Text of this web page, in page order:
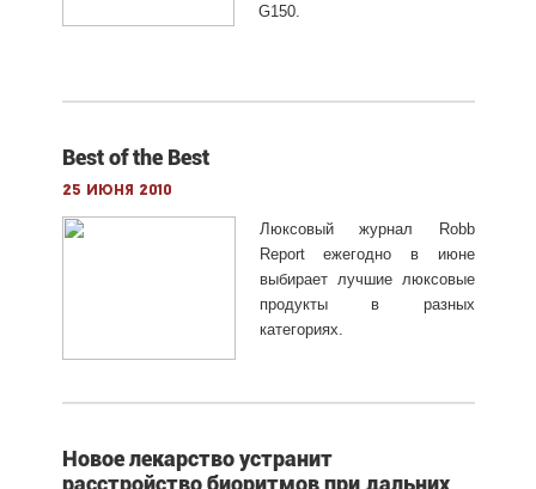
G150.
Best of the Best
25 июня 2010
Люксовый журнал Robb
Report ежегодно в июне
выбирает лучшие люксовые
продукты в разных
категориях.
Новое лекарство устранит
расстройство биоритмов при дальних